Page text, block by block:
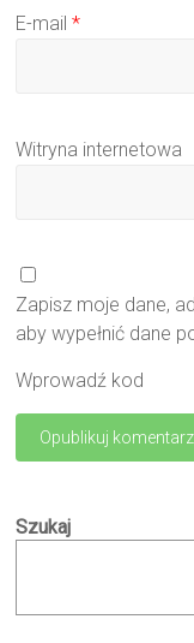
E-mail*
Witryna internetowa
Zapisz moje dane,
aby wypełnić dane
Wprowadź kod
Szukaj